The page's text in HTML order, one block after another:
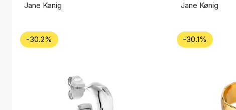
Jane Kønig
Jane Kønig
-30.2% -30.1%